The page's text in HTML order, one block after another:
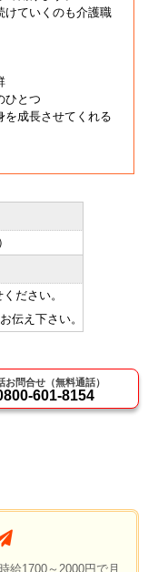
けていくのも介護職
ひとつ
成長させてくれる
ださい。
伝え下さい。
お問合せ（無料通話）
601-8154
1700～2000円で月